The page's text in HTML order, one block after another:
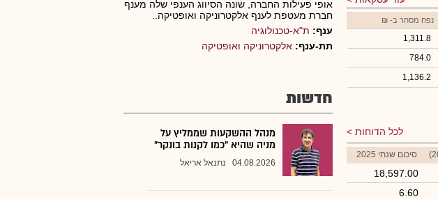
נפח מסחר ב- ₪
1,311.8
784.0
1,136.2
לכל הדוחות
סיכום שנתי 2025
18,597.00
6.60
אופי פעילות החברה, שונה הסיווג הענפי שלה מענף
חברת מעטפת לענף אלקטרוניקה ואופטיקה..
ענף: ת"א-טכנולוגיה
תת-ענף: אלקטרוניקה ואופטיקה
חדשות
מנהל ההשקעות שממליץ על
מניה שהיא "כמו לקנות בונקר"
04.08.2026 נתנאל אריאל